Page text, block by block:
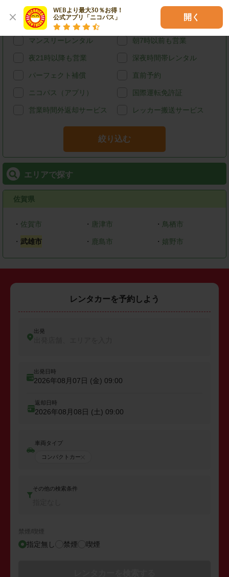
WEBより最大30％お得！
公式アプリ「ニコパス」
開く
給油可能 ETCレンタル
宅配レンタカー ウィークリーレンタル
マンスリーレンタル 朝7時以前も営業
夜21時以降も営業 深夜時間帯レンタル
パーフェクト補償 直前予約
ニコパス（アプリ） 国際運転免許証
営業時間外返却サービス レッカー搬送サービス
絞り込む
エリアで探す
佐賀県
・ 佐賀市 ・ 唐津市 ・ 鳥栖市
・ 武雄市 ・ 鹿島市 ・ 嬉野市
レンタカーを予約しよう
出発
出発日時
2026年08月07日 (金) 09:00
返却日時
2026年08月08日 (土) 09:00
車両タイプ
コンパクトカー
その他の検索条件
禁煙/喫煙
指定無し 禁煙 喫煙